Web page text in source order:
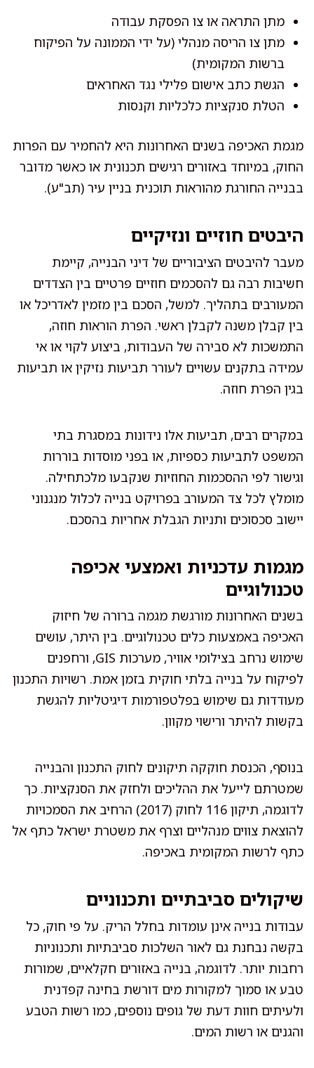
מתן התראה או צו הפסקת עבודה
מתן צו הריסה מנהלי (על ידי הממונה על הפיקוח
ברשות המקומית)
הגשת כתב אישום פלילי נגד האחראים
הטלת סנקציות כלכליות וקנסות
מגמת האכיפה בשנים האחרונות היא להחמיר עם הפרות
החוק, במיוחד באזורים רגישים תכנונית או כאשר מדובר
בבנייה החורגת מהוראות תוכנית בניין עיר (תב"ע).
היבטים חוזיים ונזיקיים
מעבר להיבטים הציבוריים של דיני הבנייה, קיימת
חשיבות רבה גם להסכמים חוזיים פרטיים בין הצדדים
המעורבים בתהליך. למשל, הסכם בין מזמין לאדריכל או
בין קבלן משנה לקבלן ראשי. הפרת הוראות חוזה,
התמשכות לא סבירה של העבודות, ביצוע לקוי או אי
עמידה בתקנים עשויים לעורר תביעות נזיקין או תביעות
בגין הפרת חוזה.
במקרים רבים, תביעות אלו נידונות במסגרת בתי
המשפט לתביעות כספיות, או בפני מוסדות בוררות
וגישור לפי ההסכמות החוזיות שנקבעו מלכתחילה.
מומלץ לכל צד המעורב בפרויקט בנייה לכלול מנגנוני
יישוב סכסוכים ותניות הגבלת אחריות בהסכם.
מגמות עדכניות ואמצעי אכיפה
טכנולוגיים
בשנים האחרונות מורגשת מגמה ברורה של חיזוק
האכיפה באמצעות כלים טכנולוגיים. בין היתר, עושים
שימוש נרחב בצילומי אוויר, מערכות GIS, ורחפנים
לפיקוח על בנייה בלתי חוקית בזמן אמת. רשויות התכנון
מעודדות גם שימוש בפלטפורמות דיגיטליות להגשת
בקשות להיתר ורישוי מקוון.
בנוסף, הכנסת חוקקה תיקונים לחוק התכנון והבנייה
שמטרתם לייעל את ההליכים ולחזק את הסנקציות. כך
לדוגמה, תיקון 116 לחוק (2017) הרחיב את הסמכויות
להוצאת צווים מנהליים וצרף את משטרת ישראל כתף אל
כתף לרשות המקומית באכיפה.
שיקולים סביבתיים ותכנוניים
עבודות בנייה אינן עומדות בחלל הריק. על פי חוק, כל
בקשה נבחנת גם לאור השלכות סביבתיות ותכנוניות
רחבות יותר. לדוגמה, בנייה באזורים חקלאיים, שמורות
טבע או סמוך למקורות מים דורשת בחינה קפדנית
ולעיתים חוות דעת של גופים נוספים, כמו רשות הטבע
והגנים או רשות המים.